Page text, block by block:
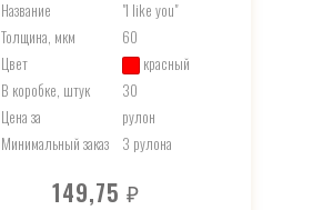
Название
"I like you"
Толщина, мкм
60
Цвет
красный
В коробке, штук
30
Цена за
рулон
Минимальный заказ
3 рулона
149,75 ₽